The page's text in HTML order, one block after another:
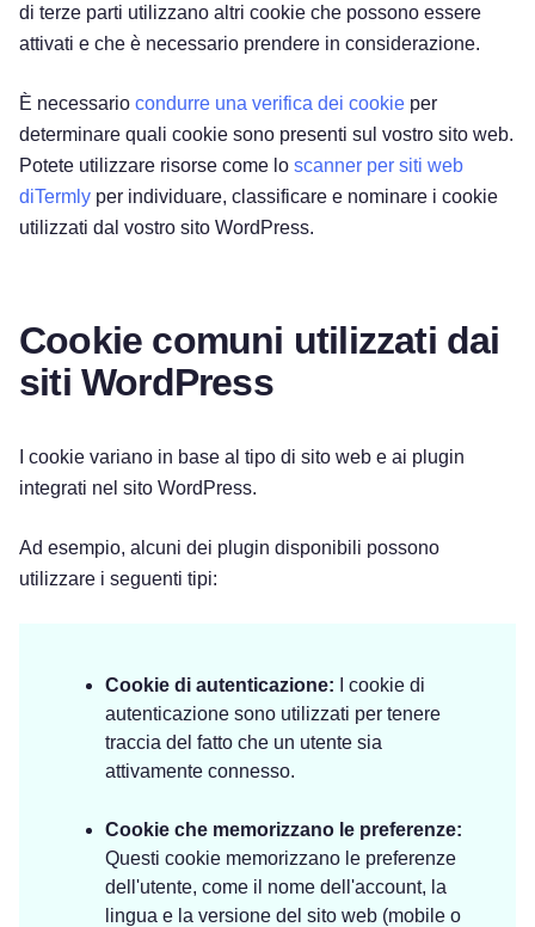
di terze parti utilizzano altri cookie che possono essere
attivati e che è necessario prendere in considerazione.
È necessario condurre una verifica dei cookie per
determinare quali cookie sono presenti sul vostro sito web.
Potete utilizzare risorse come lo scanner per siti web
diTermly per individuare, classificare e nominare i cookie
utilizzati dal vostro sito WordPress.
Cookie comuni utilizzati dai
siti WordPress
I cookie variano in base al tipo di sito web e ai plugin
integrati nel sito WordPress.
Ad esempio, alcuni dei plugin disponibili possono
utilizzare i seguenti tipi:
Cookie di autenticazione: I cookie di
autenticazione sono utilizzati per tenere
traccia del fatto che un utente sia
attivamente connesso.
Cookie che memorizzano le preferenze:
Questi cookie memorizzano le preferenze
dell'utente, come il nome dell'account, la
lingua e la versione del sito web (mobile o